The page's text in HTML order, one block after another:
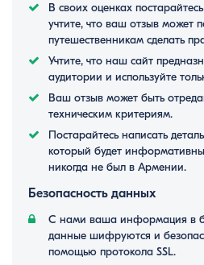
В своих оценках
учтите, что ваш отзыв может
путешественникам сделать
Учтите, что наш сайт
аудитории и используйте
Ваш отзыв может быть
техническим критериям.
Постарайтесь написать
который будет
никогда не был в Армении.
Безопасность данных
С нами ваша информация в
данные шифруются и
помощью протокола SSL.